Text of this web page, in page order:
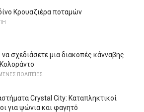
Κρουαζιέρα ποταμών
σχεδιάσετε μια διακοπές κάνναβης
ΠΟΛΙΤΕΊΕΣ
Crystal City: Καταπληκτικοί
για ψώνια και φαγητό